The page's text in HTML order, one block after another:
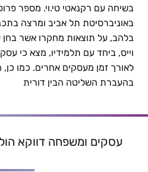
הזדמנויות ואתגרים בעסקים משפחתיים
בשיחה עם רקנאטי טי.וי. מספר
באוניברסיטת תל אביב ומרצה
בלהב, על תוצאות מחקרו אשר
וייס, ביחד עם תלמידיו, מצא כי
לאורך זמן מעסקים אחרים. כמו
בהעברת השליטה הבין דורית
עסקים ומשפחה דווקא